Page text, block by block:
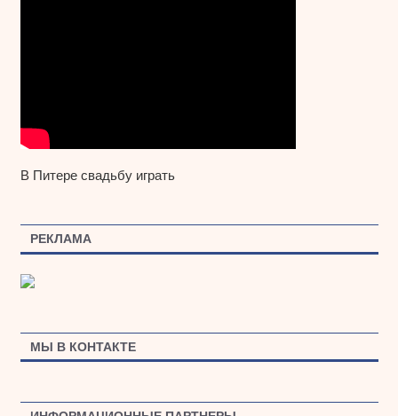
В Питере свадьбу играть
РЕКЛАМА
МЫ В КОНТАКТЕ